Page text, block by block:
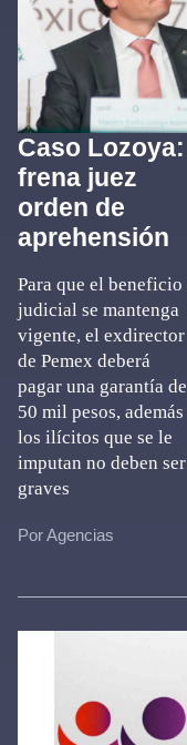
Caso Lozoya:
frena juez
orden de
aprehensión
Para que el beneficio
judicial se mantenga
vigente, el exdirector
de Pemex deberá
pagar una garantía de
50 mil pesos, además
los ilícitos que se le
imputan no deben ser
graves
Por Agencias